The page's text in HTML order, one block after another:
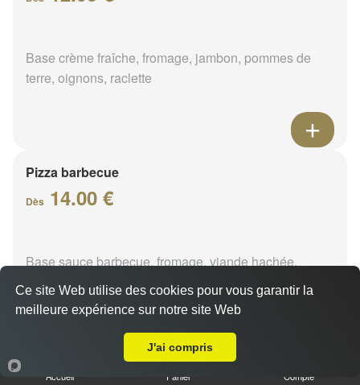
Base crème fraîche, fromage, jambon, pommes de
terre, oignons, raclette
Pizza barbecue
Dès 14.00 €
Base sauce barbecue, fromage, viande hachée,
poivrons, chorizo
Pizza cannibale
Accueil Panier Compte
Ce site Web utilise des cookies pour vous garantir la
meilleure expérience sur notre site Web
J'ai compris